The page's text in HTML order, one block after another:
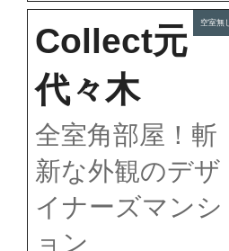
Collect元
代々木
全室角部屋！斬
新な外観のデザ
イナーズマンシ
ョン
空室無し